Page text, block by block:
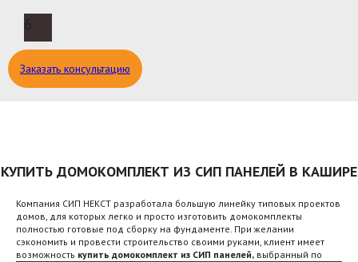
6
Заказать консультацию
КУПИТЬ ДОМОКОМПЛЕКТ ИЗ СИП ПАНЕЛЕЙ В КАШИРЕ
Компания СИП НЕКСТ разработала большую линейку типовых проектов
домов, для которых легко и просто изготовить домокомплекты
полностью готовые под сборку на фундаменте. При желании
сэкономить и провести строительство своими руками, клиент имеет
возможность купить домокомплект из СИП панелей, выбранный по